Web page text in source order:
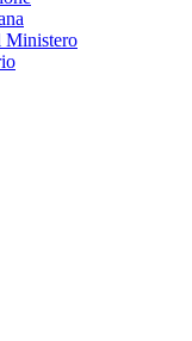
Ministero